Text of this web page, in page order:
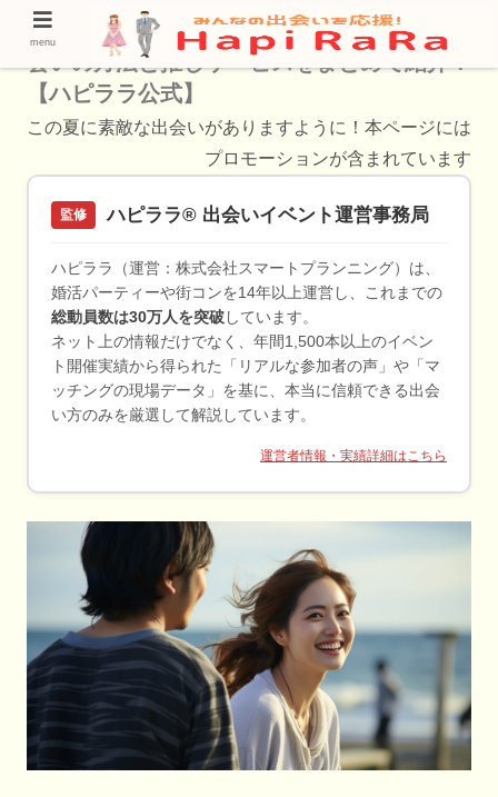
【都島で出会いを探すなら！】おすすめの出
会いの方法と推しサービスをまとめて紹介！
【ハピララ公式】
この夏に素敵な出会いがありますように！本ページには
プロモーションが含まれています
監修 ハピララ® 出会いイベント運営事務局
ハピララ（運営：株式会社スマートプランニング）は、
婚活パーティーや街コンを14年以上運営し、これまでの
総動員数は30万人を突破 しています。
ネット上の情報だけでなく、年間1,500本以上のイベン
ト開催実績から得られた「リアルな参加者の声」や「マ
ッチングの現場データ」を基に、本当に信頼できる出会
い方のみを厳選して解説しています。
運営者情報・実績詳細はこちら
menu